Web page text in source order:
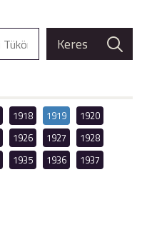
1918 1919
1920
1926 1927
1928
1935 1936
1937